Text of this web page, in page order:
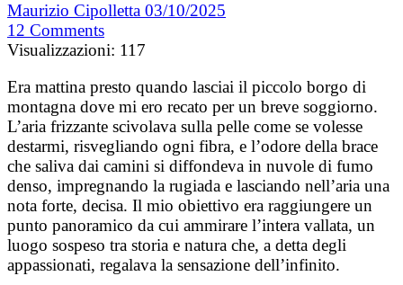
Maurizio Cipolletta 03/10/2025
12 Comments
Visualizzazioni: 117
Era mattina presto quando lasciai il piccolo borgo di
montagna dove mi ero recato per un breve soggiorno.
L’aria frizzante scivolava sulla pelle come se volesse
destarmi, risvegliando ogni fibra, e l’odore della brace
che saliva dai camini si diffondeva in nuvole di fumo
denso, impregnando la rugiada e lasciando nell’aria una
nota forte, decisa. Il mio obiettivo era raggiungere un
punto panoramico da cui ammirare l’intera vallata, un
luogo sospeso tra storia e natura che, a detta degli
appassionati, regalava la sensazione dell’infinito.